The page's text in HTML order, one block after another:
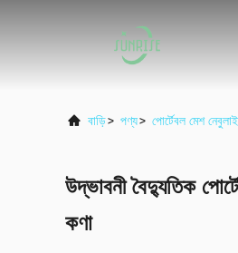
বাড়ি> পণ্য> পোর্টেবল মেশ
উদ্ভাবনী বৈদ্যুতিক
কণা